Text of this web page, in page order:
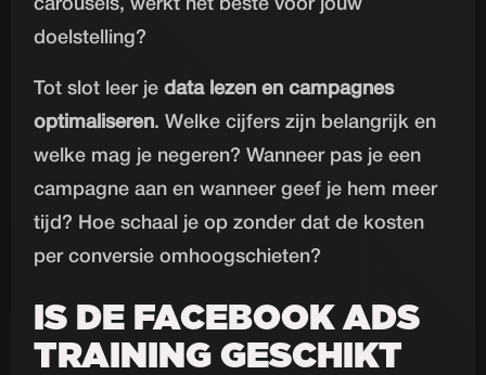
carousels, werkt het beste voor jouw
doelstelling?
Tot slot leer jedata lezen en campagnes
optimaliseren. Welke cijfers zijn belangrijk en
welke mag je negeren? Wanneer pas je een
campagne aan en wanneer geef je hem meer
tijd? Hoe schaal je op zonder dat de kosten
per conversie omhoogschieten?
IS DE FACEBOOK ADS
TRAINING GESCHIKT